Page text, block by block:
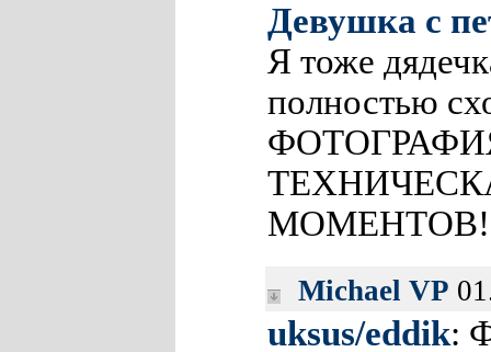
Девушка с
Я тоже
полностью
МОМЕНТОВ!
Michael VP
uksus/eddik: